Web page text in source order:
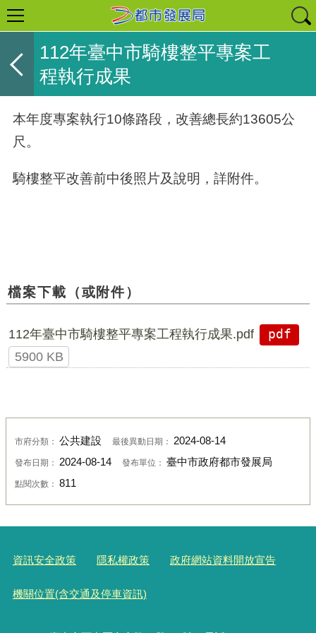
112年臺中市騎樓整平專案工
程執行成果
本年度專案執行10條路段，改善總長約13605公
尺。
騎樓整平改善前中後照片及說明，詳附件。
檔案下載（或附件）
112年臺中市騎樓整平專案工程執行成果.pdf
pdf
5900 KB
市府分類： 公共建設 最後異動日期： 2024-08-14
發布日期： 2024-08-14 發布單位： 臺中市政府都市發展局
點閱次數： 811
資訊安全政策 隱私權政策 政府網站資料開放宣告
機關位置(含交通及停車資訊)